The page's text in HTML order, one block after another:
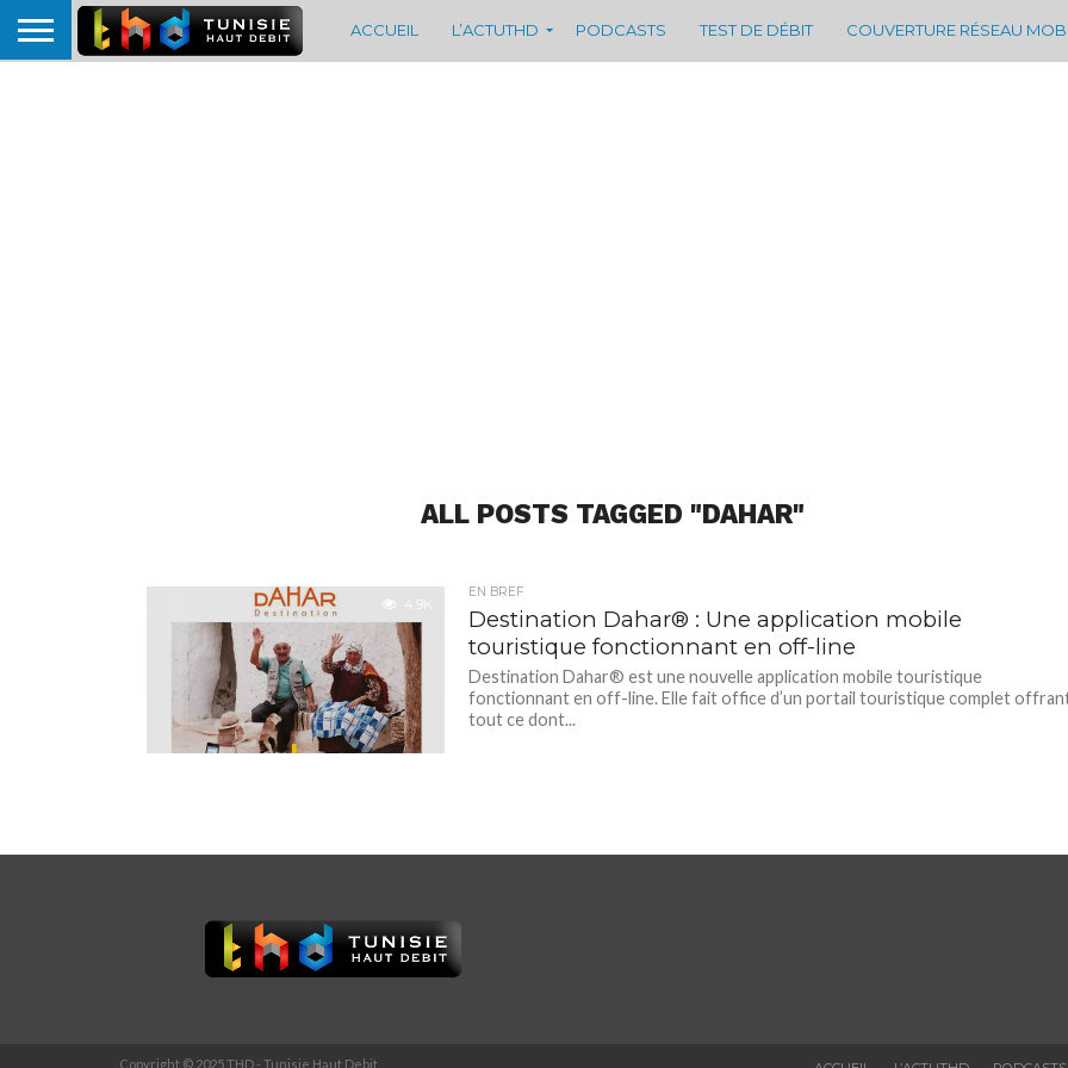
ACCUEIL L’ACTUTHD PODCASTS TEST DE DÉBIT COUVERTURE RÉSEAU
ALL POSTS TAGGED "DAHAR"
4.9K
EN BREF
Destination Dahar® : Une application mobile
touristique fonctionnant en off-line
Destination Dahar® est une nouvelle application mobile touristique
fonctionnant en off-line. Elle fait office d’un portail touristique complet
tout ce dont...
Copyright © 2025 THD - Tunisie Haut Debit.